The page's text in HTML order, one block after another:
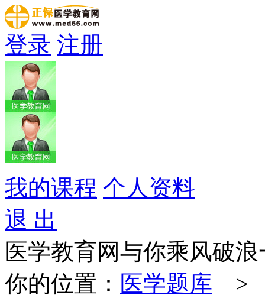
登录 注册
我的课程 个人资料
退 出
医学教育网与你乘风破
你的位置： 医学题库